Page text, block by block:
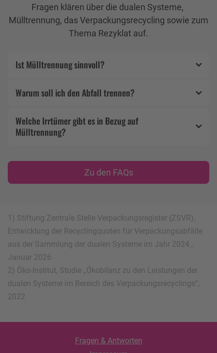
Fragen klären über die dualen Systeme,
Mülltrennung, das Verpackungsrecycling sowie zum
Thema Rezyklat auf.
Ist Mülltrennung sinnvoll?
Warum soll ich den Abfall trennen?
Welche Irrtümer gibt es in Bezug auf
Mülltrennung?
Zu den FAQs
1) Stiftung Zentrale Stelle Verpackungsregister (ZSVR),
Entwicklung der Recyclingquoten für Verpackungsabfälle
aus der Sammlung der dualen Systeme im Jahr 2024 ,
Januar 2026
2) Öko-Institut, Studie „Ökobilanz zu den Leistungen der
dualen Systeme im Bereich des Verpackungsrecyclings“,
2022
Fragen & Antworten